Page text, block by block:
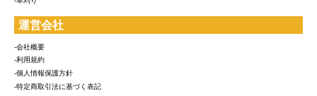
運営会社
-会社概要
-利用規約
-個人情報保護方針
-特定商取引法に基づく表記